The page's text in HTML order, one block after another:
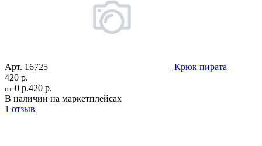
Арт. 16725
Крюк пирата
420 р.
от 0 р.420 р.
В наличии на маркетплейсах
1 отзыв